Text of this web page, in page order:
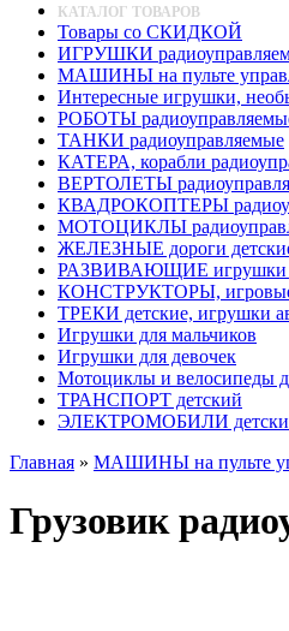
КАТАЛОГ ТОВАРОВ
Товары со СКИДКОЙ
ИГРУШКИ
МАШИНЫ на пульте
Интересные игрушки,
РОБОТЫ
ТАНКИ радиоуправляемые
КАТЕРА, корабли
ВЕРТОЛЕТЫ
КВАДРОКОПТЕРЫ
МОТОЦИКЛЫ
ЖЕЛЕЗНЫЕ дороги
РАЗВИВАЮЩИЕ игрушки
КОНСТРУКТОРЫ,
ТРЕКИ детские, игрушки
Игрушки для мальчиков
Игрушки для девочек
Мотоциклы и велосипеды
ТРАНСПОРТ детский
ЭЛЕКТРОМОБИЛИ
Главная » МАШИНЫ на пульте
Грузовик